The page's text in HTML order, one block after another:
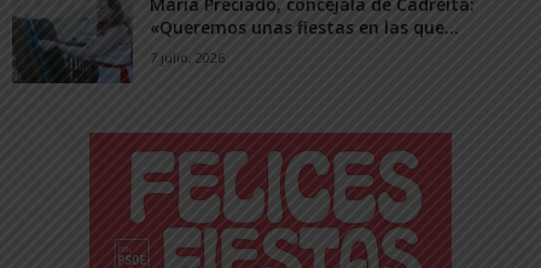
«Queremos unas fiestas en las que...
7 julio, 2026